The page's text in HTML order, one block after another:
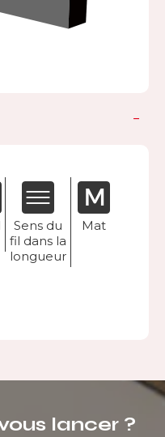
Sens du
fil dans la
longueur
Mat
lancer ?